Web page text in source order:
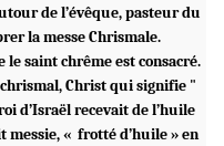
de l’évêque, pasteur du
la messe Chrismale.
le saint chrême est consacré.
Christ qui signifie "
d’Israël recevait de l’huile
messie, « frotté d’huile » en